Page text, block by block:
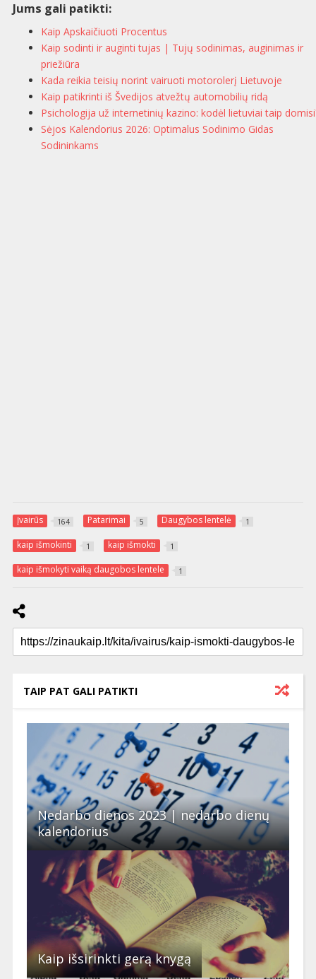
Jums gali patikti:
Kaip Apskaičiuoti Procentus
Kaip sodinti ir auginti tujas | Tujų sodinimas, auginimas ir
priežiūra
Kada reikia teisių norint vairuoti motorolerį Lietuvoje
Kaip patikrinti iš Švedijos atvežtų automobilių ridą
Psichologija už internetinių kazino: kodėl lietuviai taip
Sėjos Kalendorius 2026: Optimalus Sodinimo Gidas
Sodininkams
Įvairūs 164 Patarimai 5 Daugybos lentelė 1
kaip išmokinti 1 kaip išmokti 1
kaip išmokyti vaiką daugobos lentele 1
TAIP PAT GALI PATIKTI
Nedarbo dienos 2023 | nedarbo dienų
kalendorius
Kaip išsirinkti gerą knygą